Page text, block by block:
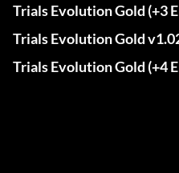
Trials Evolution Gold (+3
Trials Evolution Gold
Trials Evolution Gold (+4